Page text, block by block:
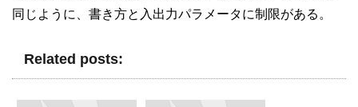
同じように、書き方と入出力パラメータに制限がある。
Related posts: